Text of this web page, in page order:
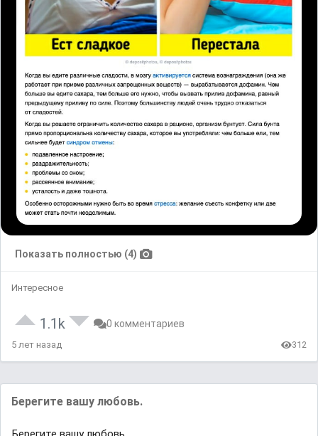
Показать полностью (4)
Интересное
1.1k 0 комментариев
5 лет назад 312
Берегите вашу любовь.